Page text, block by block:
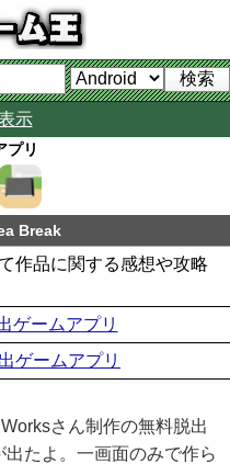
示
プリ
Break
作品に関する感想や攻略
ゲームアプリ
ゲームアプリ
さん制作の無料脱出
出たよ。一画面のみで作ら